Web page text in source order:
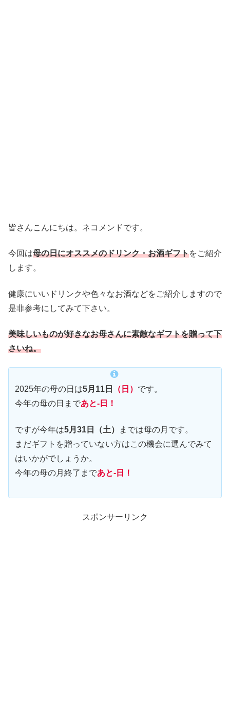
皆さんこんにちは。ネコメンドです。
今回は母の日にオススメのドリンク・お酒ギフトをご紹介
します。
健康にいいドリンクや色々なお酒などをご紹介しますので
是非参考にしてみて下さい。
美味しいものが好きなお母さんに素敵なギフトを贈って下
さいね。
2025年の母の日は5月11日 （日） です。
今年の母の日まであと-日！
ですが今年は5月31日（土）
までは母の月です。
まだギフトを贈っていない方はこの機会に選んでみて
はいかがでしょうか。
今年の母の月終了まであと-日！
スポンサーリンク